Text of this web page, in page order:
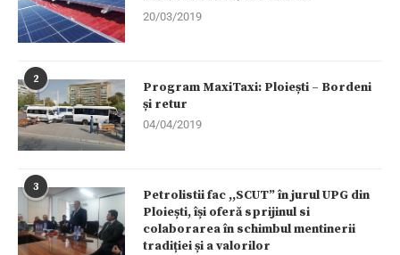
20/03/2019
2
Program MaxiTaxi: Ploiești – Bordeni
și retur
04/04/2019
3
Petrolistii fac ,,SCUT” în jurul UPG din
Ploiești, își oferă sprijinul si
colaborarea în schimbul mentinerii
tradiției și a valorilor